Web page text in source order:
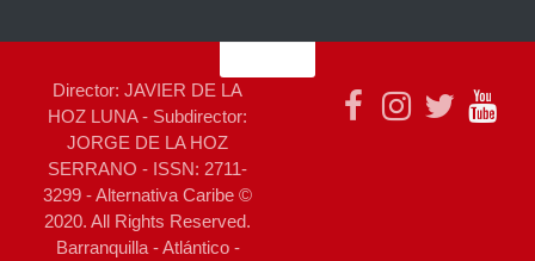
Director: JAVIER DE LA
HOZ LUNA - Subdirector:
JORGE DE LA HOZ
SERRANO - ISSN: 2711-
3299 - Alternativa Caribe ©
2020. All Rights Reserved.
Barranquilla - Atlántico -